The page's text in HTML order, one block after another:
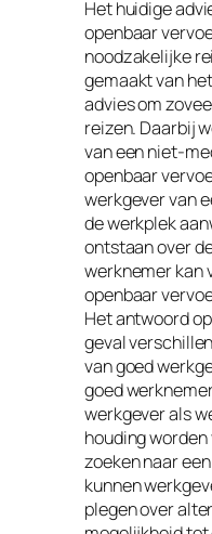
Het huidige
openbaar
noodzakelijke
gemaakt van
advies om
reizen. Daarbij
van een niet-
openbaar
werkgever van
de werkplek
ontstaan over
werknemer kan
openbaar
Het antwoord
geval
van goed
goed
werkgever als
houding
zoeken naar
kunnen
plegen over